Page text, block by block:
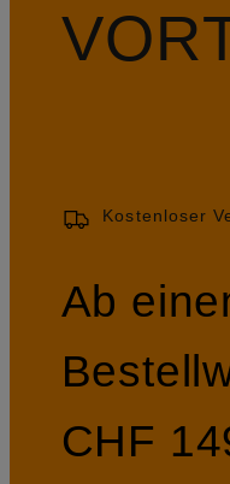
Kostenloser
Ab
CHF